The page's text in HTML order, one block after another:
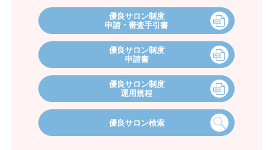
優良サロン制度
申請・審査手引書
優良サロン制度
申請書
優良サロン制度
運用規程
優良サロン検索